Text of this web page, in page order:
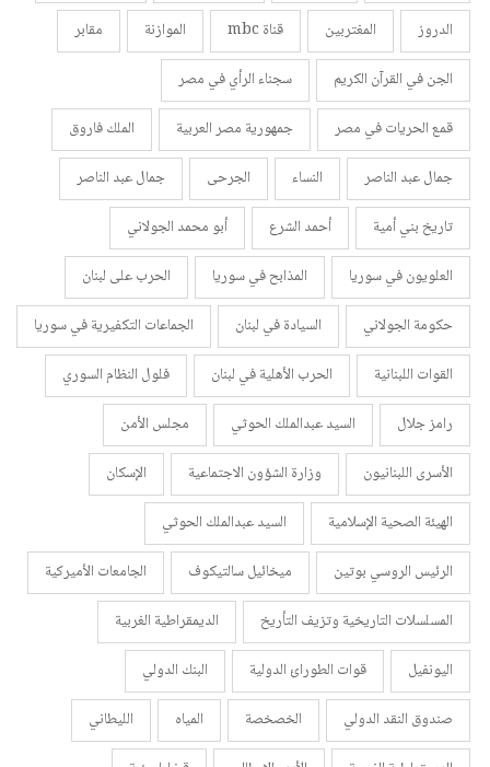
الدروز
المغتربين قناة mbc الموازنة
مقابر
الجن في القرآن الكريم
سجناء الرأي في مصر
قمع الحريات في مصر
جمهورية مصر العربية
الملك فاروق
جمال عبد الناصر
النساء الجرحى
جمال عبد الناصر
تاريخ بني أمية
أحمد الشرع
أبو محمد الجولاني
العلويون في سوريا
المذابح في سوريا
الحرب على لبنان
حكومة الجولاني
السيادة في لبنان
الجماعات التكفيرية في سوريا
القوات اللبنانية
الحرب الأهلية في لبنان
فلول النظام السوري
رامز جلال
السيد عبدالملك الحوثي
مجلس الأمن
الأسرى اللبنانيون
وزارة الشؤون الاجتماعية
الإسكان
الهيئة الصحية الإسلامية
السيد عبدالملك الحوثي
الرئيس الروسي بوتين
ميخائيل سالتيكوف
الجامعات الأميركية
المسلسلات التاريخية وتزيف التأريخ
الديمقراطية الغربية
اليونفيل
قوات الطورائ الدولية
البنك الدولي
صندوق النقد الدولي
الخصخصة المياه
الليطاني